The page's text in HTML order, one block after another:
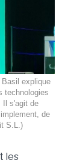
explique
technologies
Il s'agit de
de
S.L.)
les